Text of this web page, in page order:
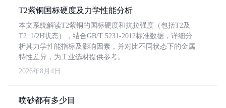
T2紫铜国标硬度及力学性能分析
本文系统解读T2紫铜的国标硬度和抗拉强度（包括T2及
T2_1/2H状态），结合GB/T 5231-2012标准数据，详细分
析其力学性能指标及影响因素，并对比不同状态下的金属
特性差异，为工业选材提供参考。
2026年8月4日
喷砂都有多少目